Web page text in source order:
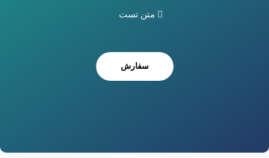
متن تست
سفارش